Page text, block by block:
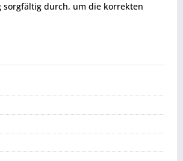
sorgfältig durch, um die korrekten